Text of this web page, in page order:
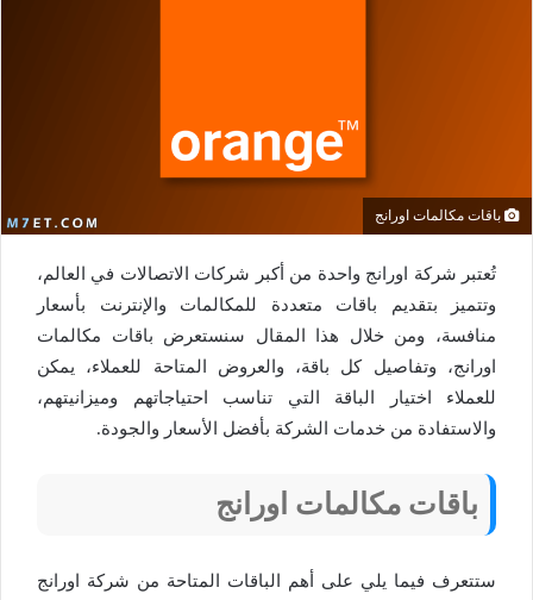
باقات مكالمات اورانج
تُعتبر شركة اورانج واحدة من أكبر شركات الاتصالات في العالم،
وتتميز بتقديم باقات متعددة للمكالمات والإنترنت بأسعار
منافسة، ومن خلال هذا المقال سنستعرض باقات مكالمات
اورانج، وتفاصيل كل باقة، والعروض المتاحة للعملاء، يمكن
للعملاء اختيار الباقة التي تناسب احتياجاتهم وميزانيتهم،
والاستفادة من خدمات الشركة بأفضل الأسعار والجودة.
باقات مكالمات اورانج
ستتعرف فيما يلي على أهم الباقات المتاحة من شركة اورانج